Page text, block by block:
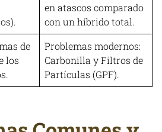
en atascos comparado
con un híbrido total.
de
los
Problemas modernos:
Carbonilla y Filtros de
Partículas (GPF).